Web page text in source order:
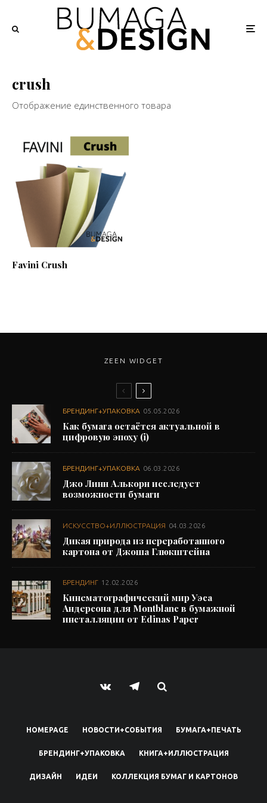
crush
Отображение единственного товара
Favini Crush
ZEEN WIDGET
БРЕНДИНГ+УПАКОВКА 05.05.2026
Как бумага остаётся актуальной в
цифровую эпоху (i)
БРЕНДИНГ+УПАКОВКА 06.03.2026
Джо Линн Алькорн исследует
возможности бумаги
ИСКУССТВО+ИЛЛЮСТРАЦИЯ 04.03.2026
Дикая природа из переработанного
картона от Джоша Глюкштейна
БРЕНДИНГ 12.02.2026
Кинематографический мир Уэса
Андерсона для Montblanc в бумажной
инсталляции от Edinas Paper
HOMEPAGE НОВОСТИ+СОБЫТИЯ БУМАГА+ПЕЧАТЬ
БРЕНДИНГ+УПАКОВКА КНИГА+ИЛЛЮСТРАЦИЯ
ДИЗАЙН ИДЕИ КОЛЛЕКЦИЯ БУМАГ И КАРТОНОВ